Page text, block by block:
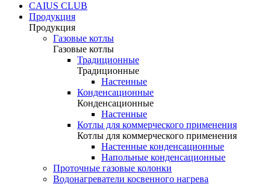
CAIUS CLUB
Продукция
Продукция
Газовые котлы
Газовые котлы
Традиционные
Традиционные
Настенные
Конденсационные
Конденсационные
Настенные
Котлы для коммерческого применения
Котлы для коммерческого применения
Настенные конденсационные
Напольные конденсационные
Проточные газовые колонки
Водонагреватели косвенного нагрева